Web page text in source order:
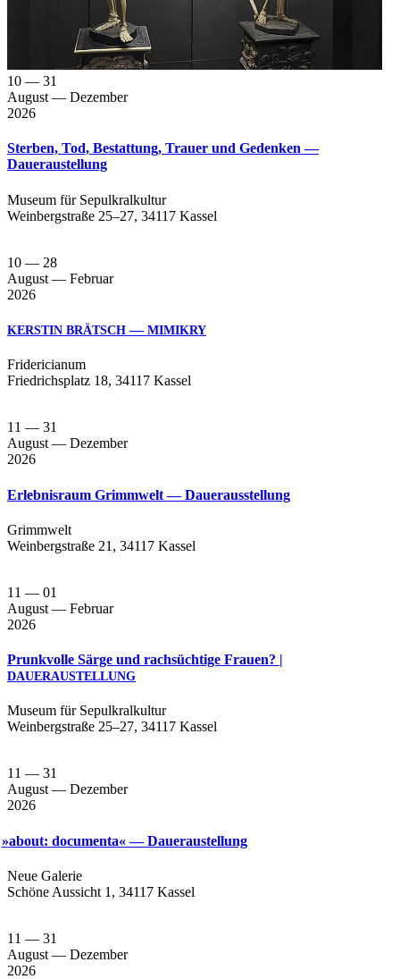
10 — 31
August — Dezember
2026
Sterben, Tod, Bestattung, Trauer und Gedenken —
Daueraustellung
Muse­um für Sepul­kral­kul­tur
Wein­berg­stra­ße 25–27, 34117 Kassel
10 — 28
August — Februar
2026
KERSTIN BRÄTSCH—MIMIKRY
Fri­de­ri­cia­num
Fried­richs­platz 18, 34117 Kassel
11 — 31
August — Dezember
2026
Erlebnisraum Grimmwelt — Dauerausstellung
Grimm­welt
Wein­berg­stra­ße 21, 34117 Kassel
11 — 01
August — Februar
2026
Prunkvolle Särge und rachsüchtige Frauen? |
DAUERAUSTELLUNG
Muse­um für Sepul­kral­kul­tur
Wein­berg­stra­ße 25–27, 34117 Kassel
11 — 31
August — Dezember
2026
»about: documenta« — Daueraustellung
Neue Gale­rie
Schö­ne Aus­sicht 1, 34117 Kassel
11 — 31
August — Dezember
2026